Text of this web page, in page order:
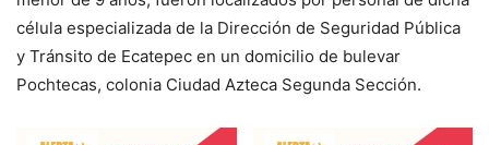
célula especializada de la Dirección de Seguridad Pública
y Tránsito de Ecatepec en un domicilio de bulevar
Pochtecas, colonia Ciudad Azteca Segunda Sección.